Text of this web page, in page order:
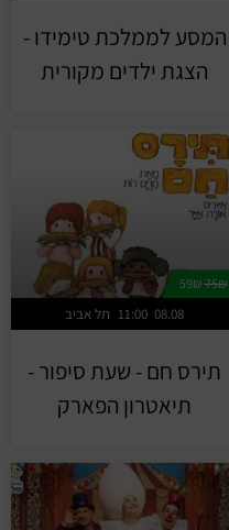
המסע לממלכת טימידו -
הצגת ילדים מקורית
75₪
59₪
תל אביב 11:00 08.08
תירס חם - שעת סיפור -
תיאטרון הפארק